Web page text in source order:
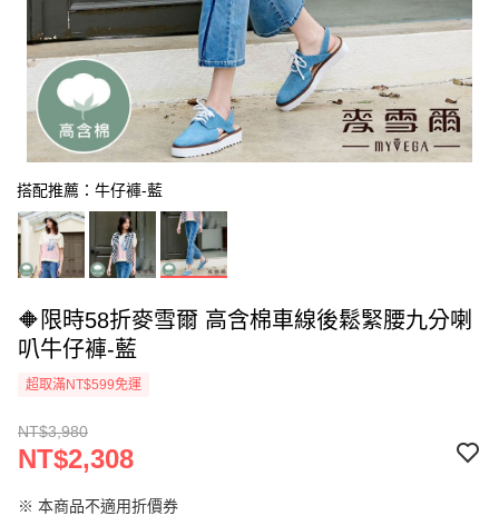
搭配推薦：牛仔褲-藍
🔶限時58折麥雪爾 高含棉車線後鬆緊腰九分喇
叭牛仔褲-藍
超取滿NT$599免運
NT$3,980
NT$2,308
※ 本商品不適用折價券